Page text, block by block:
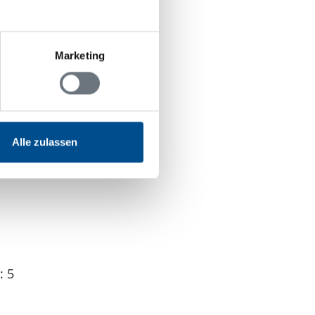
Marketing
Alle zulassen
m
10.000 m
m
m
5